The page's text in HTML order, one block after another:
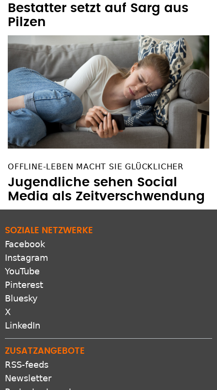
Bestatter setzt auf Sarg aus
Pilzen
OFFLINE-LEBEN MACHT SIE GLÜCKLICHER
Jugendliche sehen Social
Media als Zeitverschwendung
SOZIALE NETZWERKE
Facebook
Instagram
YouTube
Pinterest
Bluesky
X
LinkedIn
ZUSATZANGEBOTE
RSS-feeds
Newsletter